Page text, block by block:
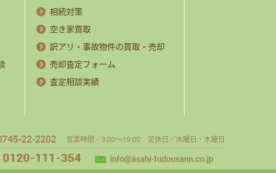
相続対策
空き家買取
訳アリ・事故物件の買取・売却
売却査定フォーム
査定相談実績
営業時間／9:00～19:00 定休日／水曜日・木曜日